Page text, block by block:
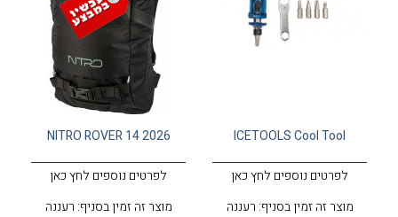
ICETOOLS Cool Tool
לפרטים נוספים לחץ כאן
מוצר זה זמין בסניף: רעננה
NITRO ROVER 14 2026
לפרטים נוספים לחץ כאן
מוצר זה זמין בסניף: רעננה